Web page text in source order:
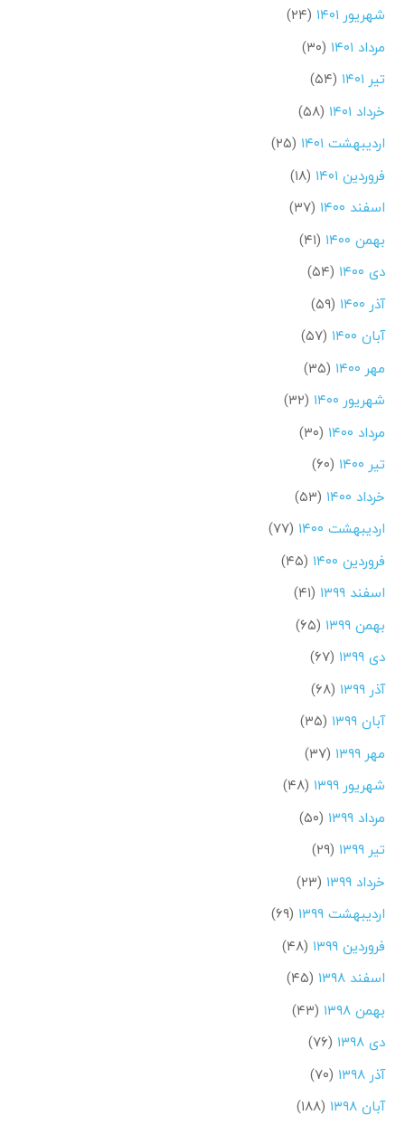
شهریور ۱۴۰۱
(۲۴)
مرداد ۱۴۰۱
(۳۰)
تیر ۱۴۰۱
(۵۴)
خرداد ۱۴۰۱
(۵۸)
اردیبهشت ۱۴۰۱
(۲۵)
فروردین ۱۴۰۱
(۱۸)
اسفند ۱۴۰۰
(۳۷)
بهمن ۱۴۰۰
(۴۱)
دی ۱۴۰۰
(۵۴)
آذر ۱۴۰۰
(۵۹)
آبان ۱۴۰۰
(۵۷)
مهر ۱۴۰۰
(۳۵)
شهریور ۱۴۰۰
(۳۲)
مرداد ۱۴۰۰
(۳۰)
تیر ۱۴۰۰
(۶۰)
خرداد ۱۴۰۰
(۵۳)
اردیبهشت ۱۴۰۰
(۷۷)
فروردین ۱۴۰۰
(۴۵)
اسفند ۱۳۹۹
(۴۱)
بهمن ۱۳۹۹
(۶۵)
دی ۱۳۹۹
(۶۷)
آذر ۱۳۹۹
(۶۸)
آبان ۱۳۹۹
(۳۵)
مهر ۱۳۹۹
(۳۷)
شهریور ۱۳۹۹
(۴۸)
مرداد ۱۳۹۹
(۵۰)
تیر ۱۳۹۹
(۲۹)
خرداد ۱۳۹۹
(۲۳)
اردیبهشت ۱۳۹۹
(۶۹)
فروردین ۱۳۹۹
(۴۸)
اسفند ۱۳۹۸
(۴۵)
بهمن ۱۳۹۸
(۴۳)
دی ۱۳۹۸
(۷۶)
آذر ۱۳۹۸
(۷۰)
آبان ۱۳۹۸
(۱۸۸)